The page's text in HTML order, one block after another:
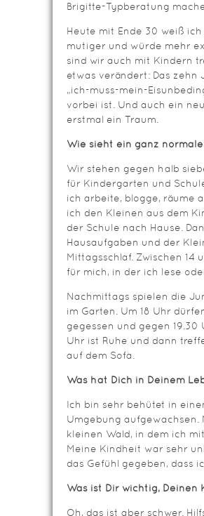
Brigitte-Typberatung
Heute mit Ende 30 weiß
mutiger und würde mehr
sind wir auch mit Kindern
etwas verändert: Das zehn
„ich-muss-mein-
vorbei ist. Und auch ein
erstmal ein Traum.
Wie sieht ein ganz
Wir stehen gegen halb
für Kindergarten und
ich arbeite, blogge, räume
ich den Kleinen aus dem
der Schule nach Hause.
Hausaufgaben und der
Mittagsschlaf. Zwischen 14
für mich, in der ich lese
Nachmittags spielen die
im Garten. Um 18 Uhr
gegessen und gegen
Uhr ist Ruhe und dann
auf dem Sofa.
Was hat Dich in Deinem
Ich bin sehr behütet in
Umgebung
kleinen Wald, in dem ich
Meine Kindheit war sehr
das Gefühl gegeben, dass
Was ist Dir wichtig, Deinen
Oh, das ist aber schwer.